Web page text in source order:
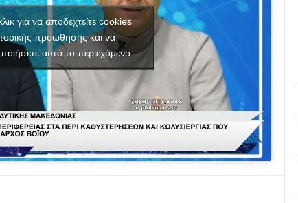
για να αποδεχτείτε cookies
προώθησης και να
αυτό το περιεχόμενο